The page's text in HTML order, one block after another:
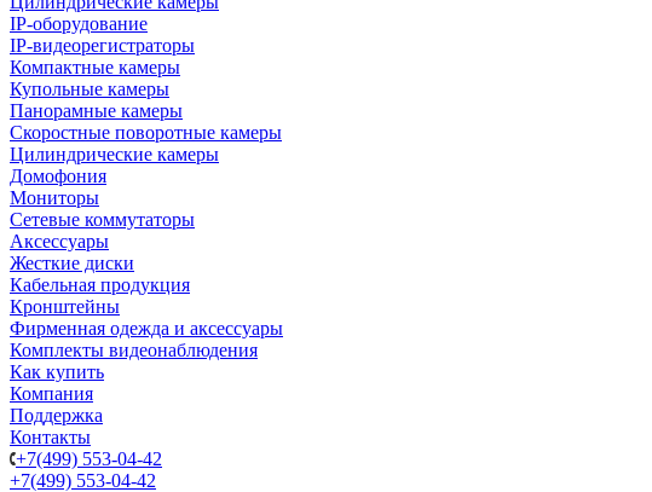
IP-оборудование
IP-видеорегистраторы
Компактные камеры
Купольные камеры
Панорамные камеры
Скоростные поворотные камеры
Цилиндрические камеры
Домофония
Мониторы
Сетевые коммутаторы
Аксессуары
Жесткие диски
Кабельная продукция
Кронштейны
Фирменная одежда и аксессуары
Комплекты видеонаблюдения
Как купить
Компания
Поддержка
Контакты
+7(499) 553-04-42
+7(499) 553-04-42